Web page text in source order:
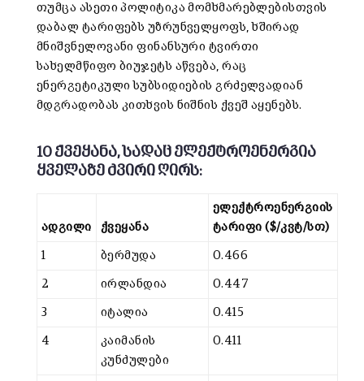
თუმცა ასეთი პოლიტიკა მომხმარებლებისთვის
დაბალ ტარიფებს უზრუნველყოფს, ხშირად
მნიშვნელოვანი ფინანსური ტვირთი
სახელმწიფო ბიუჯეტს აწვება, რაც
ენერგეტიკული სუბსიდიების გრძელვადიან
მდგრადობას კითხვის ნიშნის ქვეშ აყენებს.
10 ქვეყანა, სადაც ელექტროენერგია
ყველაზე ძვირი ღირს:
ადგილი ქვეყანა
ელექტროენერგიის
ტარიფი ($/კვტ/სთ)
1 ბერმუდა 0.466
2 ირლანდია 0.447
3 იტალია 0.415
4
კაიმანის
კუნძულები
0.411